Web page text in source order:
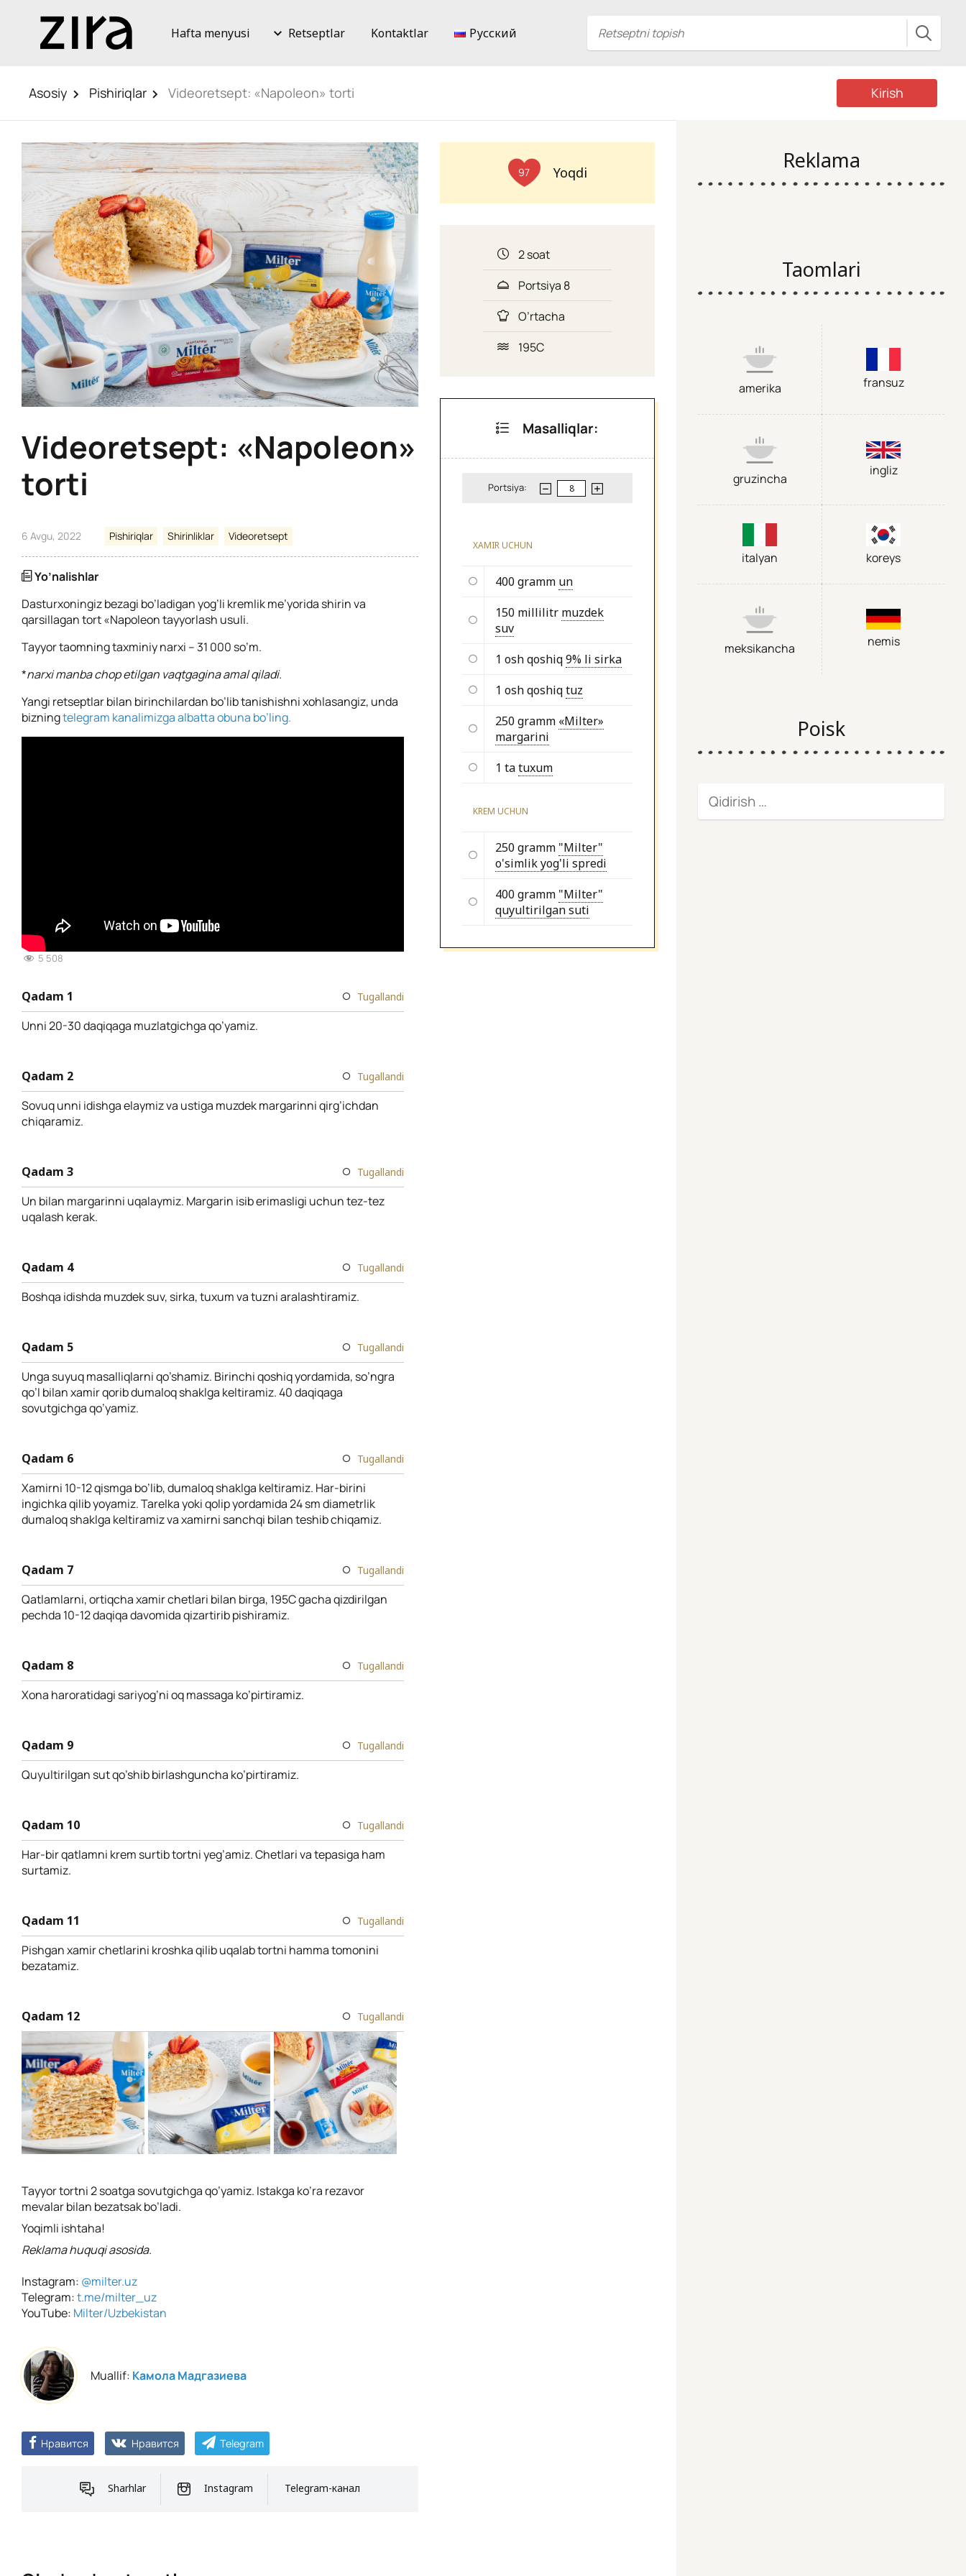
Hafta menyusi Retseptlar Kontaktlar Русский
Asosiy Pishiriqlar Videoretsept: «Napoleon» torti Kirish
Videoretsept: «Napoleon»
torti
6 Avgu, 2022 Pishiriqlar Shirinliklar Videoretsept
Yo’nalishlar
Dasturxoningiz bezagi bo’ladigan yog’li kremlik me’yorida shirin va
qarsillagan tort «Napoleon tayyorlash usuli.
Tayyor taomning taxminiy narxi – 31 000 so’m.
*narxi manba chop etilgan vaqtgagina amal qiladi.
Yangi retseptlar bilan birinchilardan bo’lib tanishishni xohlasangiz, unda
bizningtelegram kanalimizga albatta obuna bo’ling.
5 508
Qadam 1 Tugallandi
Unni 20-30 daqiqaga muzlatgichga qo’yamiz.
Qadam 2 Tugallandi
Sovuq unni idishga elaymiz va ustiga muzdek margarinni qirg’ichdan
chiqaramiz.
Qadam 3 Tugallandi
Un bilan margarinni uqalaymiz. Margarin isib erimasligi uchun tez-tez
uqalash kerak.
Qadam 4 Tugallandi
Boshqa idishda muzdek suv, sirka, tuxum va tuzni aralashtiramiz.
Qadam 5 Tugallandi
Unga suyuq masalliqlarni qo’shamiz. Birinchi qoshiq yordamida, so’ngra
qo’l bilan xamir qorib dumaloq shaklga keltiramiz. 40 daqiqaga
sovutgichga qo’yamiz.
Qadam 6 Tugallandi
Xamirni 10-12 qismga bo’lib, dumaloq shaklga keltiramiz. Har-birini
ingichka qilib yoyamiz. Tarelka yoki qolip yordamida 24 sm diametrlik
dumaloq shaklga keltiramiz va xamirni sanchqi bilan teshib chiqamiz.
Qadam 7 Tugallandi
Qatlamlarni, ortiqcha xamir chetlari bilan birga, 195C gacha qizdirilgan
pechda 10-12 daqiqa davomida qizartirib pishiramiz.
Qadam 8 Tugallandi
Xona haroratidagi sariyog’ni oq massaga ko’pirtiramiz.
Qadam 9 Tugallandi
Quyultirilgan sut qo’shib birlashguncha ko’pirtiramiz.
Qadam 10 Tugallandi
Har-bir qatlamni krem surtib tortni yeg’amiz. Chetlari va tepasiga ham
surtamiz.
Qadam 11 Tugallandi
Pishgan xamir chetlarini kroshka qilib uqalab tortni hamma tomonini
bezatamiz.
Qadam 12 Tugallandi
Tayyor tortni 2 soatga sovutgichga qo’yamiz. Istakga ko’ra rezavor
mevalar bilan bezatsak bo’ladi.
Yoqimli ishtaha!
Reklama huquqi asosida.
Instagram: @milter.uz
Telegram:t.me/milter_uz
YouTube: Milter/Uzbekistan
Muallif: Камола Мадгазиева
Нравится Нравится Telegram
Sharhlar Instagram Telegram-канал
97 Yoqdi
2 soat
Portsiya 8
O’rtacha
195C
Masalliqlar:
Portsiya:
XAMIR UCHUN
400 gramm un
150 millilitr muzdek
suv
1 osh qoshiq9% li sirka
1 osh qoshiqtuz
250 gramm «Milter»
margarini
1 tatuxum
KREM UCHUN
250 gramm "Milter"
o'simlik yog'li spredi
400 gramm "Milter"
quyultirilgan suti
Reklama
Taomlari
amerika fransuz
gruzincha
ingliz
italyan koreys
meksikancha nemis
Poisk